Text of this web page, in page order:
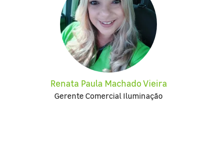
Renata Paula Machado Vieira
Gerente Comercial Iluminação